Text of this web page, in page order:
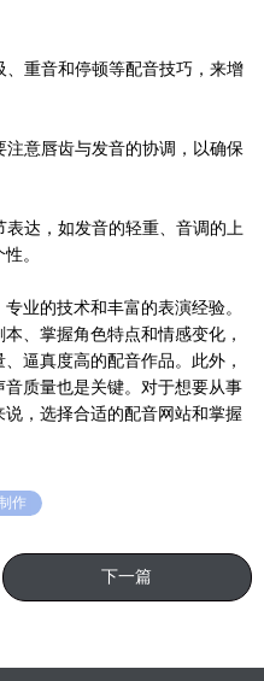
重音和停顿等配音技巧，来增
意唇齿与发音的协调，以确保
达，如发音的轻重、音调的上
。
业的技术和丰富的表演经验。
、掌握角色特点和情感变化，
逼真度高的配音作品。此外，
质量也是关键。对于想要从事
，选择合适的配音网站和掌握
作
下一篇